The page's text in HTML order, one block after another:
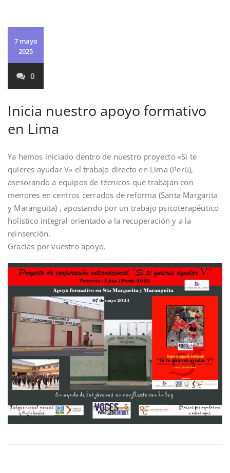
7 mayo
2025
0
Inicia nuestro apoyo formativo
en Lima
Ya hemos iniciado dentro de nuestro proyecto «Si te
quieres ayudar V» el trabajo directo en Lima (Perú),
asesorando a equipos de técnicos que trabajan con
menores en centros cerrados de reforma (Santa Margarita
y Maranguita) , apostando por un trabajo psicoterapéutico
holístico integral orientado a la recuperación y a la
reinserción.
Gracias por vuestro apoyo.